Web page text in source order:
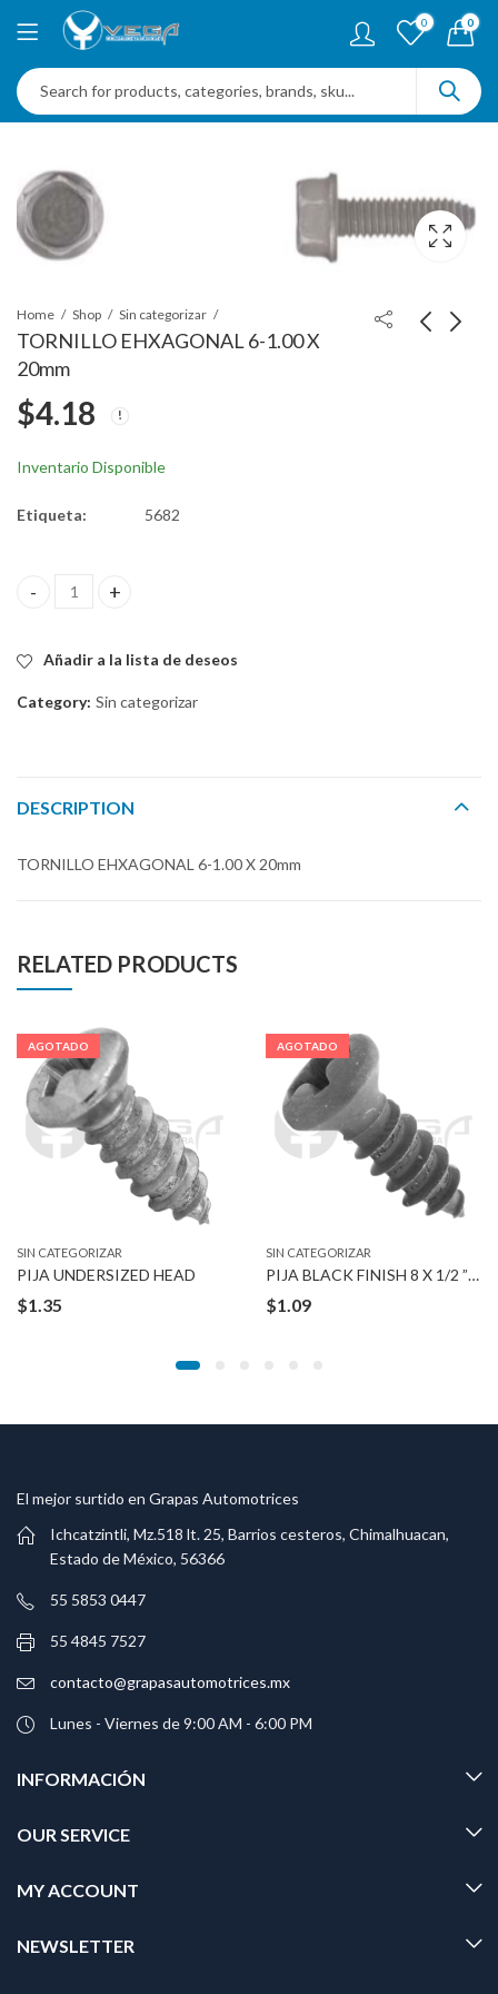
0 0
Home Shop Sin categorizar
TORNILLO EHXAGONAL 6-1.00 X
20mm
$4.18
Inventario Disponible
Etiqueta: 5682
TORNILLO EHXAGONAL 6-1.00 X 20mm quantity
Añadir a la lista de deseos
Category: Sin categorizar
DESCRIPTION
TORNILLO EHXAGONAL 6-1.00 X 20mm
RELATED PRODUCTS
AGOTADO
SIN CATEGORIZAR
PIJA UNDERSIZED HEAD
$1.35
AGOTADO
SIN CATEGORIZAR
PIJA BLACK FINISH 8 X 1/2 ” #6
$1.09
El mejor surtido en Grapas Automotrices
Ichcatzintli, Mz.518 lt. 25, Barrios cesteros, Chimalhuacan,
Estado de México, 56366
55 5853 0447
55 4845 7527
contacto@grapasautomotrices.mx
Lunes - Viernes de 9:00 AM - 6:00 PM
INFORMACIÓN
OUR SERVICE
MY ACCOUNT
NEWSLETTER